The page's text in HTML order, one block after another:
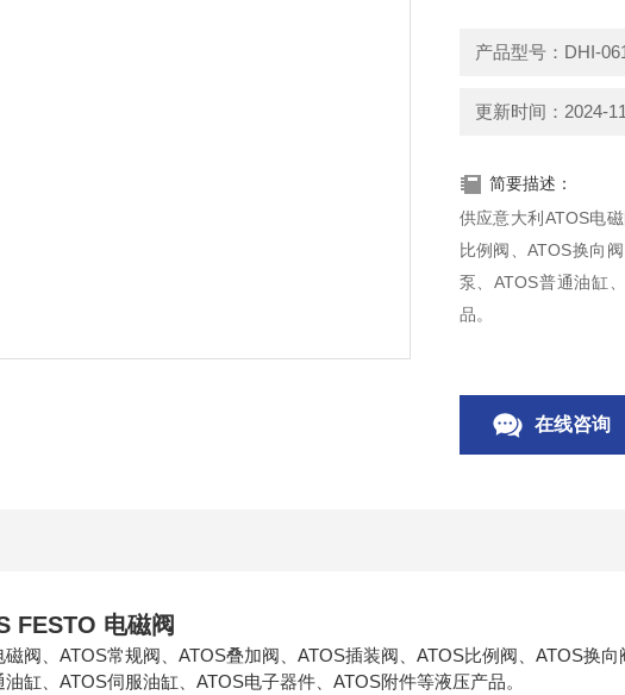
更新时间：2024-
简要描述：
供应意大利ATOS电
比例阀、ATOS换向
泵、ATOS普通油缸
品。
在线咨询
FESTO 电磁阀
阀、ATOS常规阀、ATOS叠加阀、ATOS插装阀、ATOS比例阀、ATOS换
缸、ATOS伺服油缸、ATOS电子器件、ATOS附件等液压产品。